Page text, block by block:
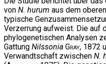
von N. hurum aus dem
typische
Verzerrung aufweist. Die auf
phylogenetischen Analysen
Gattung Nilssonia Gray, 1872
Verwandtschaft zwischen N.